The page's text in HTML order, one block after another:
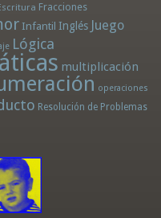
Fracciones
Infantil Inglés Juego
Lógica
multiplicación
operaciones
Resolución de Problemas